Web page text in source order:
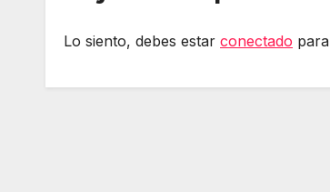
Lo siento, debes estar conectado